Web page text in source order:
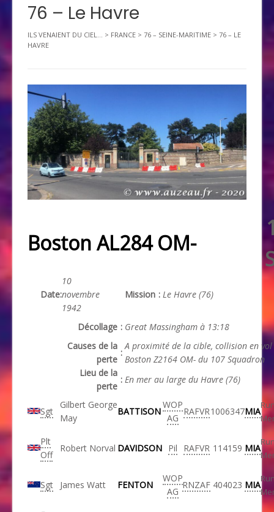
76 – Le Havre
ILS VENAIENT DU CIEL... > FRANCE > 76 – SEINE-MARITIME > 76 – LE
HAVRE
Boston AL284 OM-
Date:
10
novembre
1942
Mission : Le Havre (76)
Décollage : Great Massingham à 13:18
Causes de la
perte
:
A proximité de la cible, collision en vol
Boston Z2164 OM- du 107 Squadron
Lieu de la
perte
: En mer au large du Havre (76)
Sgt
Gilbert George
May
BATTISON
WOP
AG
RAFVR1006347MIA
Plt
Off
Robert Norval DAVIDSON Pil RAFVR 114159 MIA
Sgt James Watt FENTON
WOP
AG
RNZAF 404023 MIA